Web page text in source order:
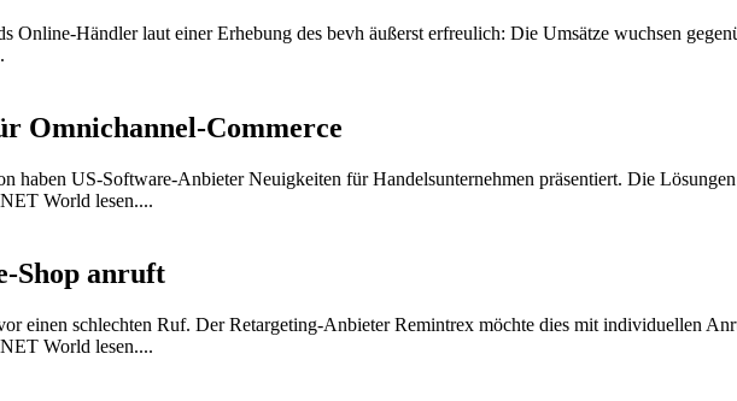
Online-Händler laut einer Erhebung des bevh äußerst erfreulich: Die Umsätze wuchsen
Omnichannel-Commerce
haben US-Software-Anbieter Neuigkeiten für Handelsunternehmen präsentiert. Die
World lesen....
Shop anruft
einen schlechten Ruf. Der Retargeting-Anbieter Remintrex möchte dies mit individuellen
World lesen....